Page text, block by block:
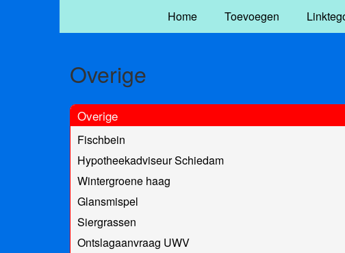
Home Toevoegen
Overige
Overige
Fischbein
Hypotheekadviseur Schiedam
Wintergroene haag
Glansmispel
Siergrassen
Ontslagaanvraag UWV